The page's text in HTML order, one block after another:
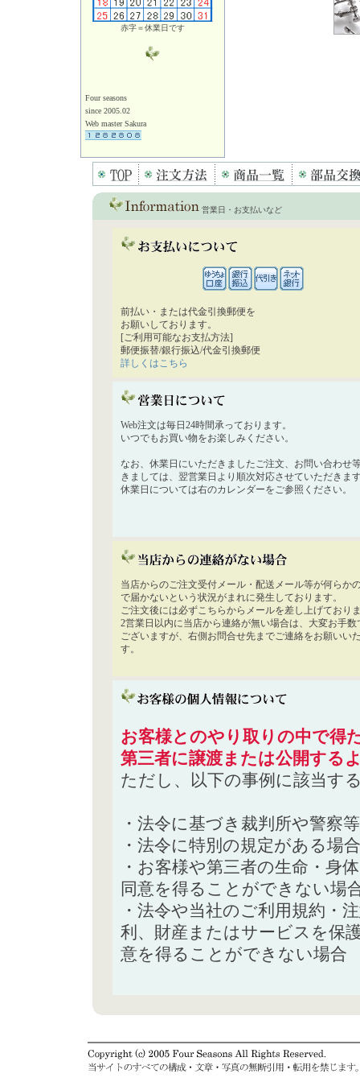
赤字＝休業日です
Four seasons
since 2005.02
Web master Sakura
営業日・お支払いなど
前払い・または代金引換郵便を
お願いしております。
[ご利用可能なお支払方法]
郵便振替/銀行振込/代金引換郵便
詳しくはこちら
Web注文は毎日24時間承っております。
いつでもお買い物をお楽しみください。
なお、休業日にいただきましたご注文、お問い合わせ
きましては、翌営業日より順次対応させていただきま
休業日については右のカレンダーをご参照ください。
当店からのご注文受付メール・配送メール等が何らか
で届かないという状況がまれに発生しております。
ご注文後には必ずこちらからメールを差し上げており
2営業日以内に当店から連絡が無い場合は、大変お手数
ございますが、右側お問合せ先までご連絡をお願いい
す。
お客様とのやり取りの中で得
第三者に譲渡または公開する
ただし、以下の事例に該当す
・法令に基づき裁判所や警察
・法令に特別の規定がある場合
・お客様や第三者の生命・身
同意を得ることができない場
・法令や当社のご利用規約・
利、財産またはサービスを保
意を得ることができない場合